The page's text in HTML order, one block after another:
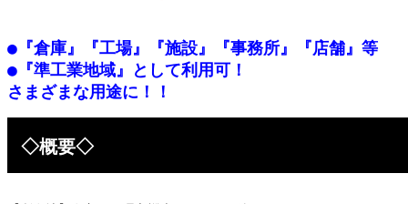
●『倉庫』『工場』『施設』『事務所』『店舗』等
●『準工業地域』として利用可！
さまざまな用途に！！
◇概要◇